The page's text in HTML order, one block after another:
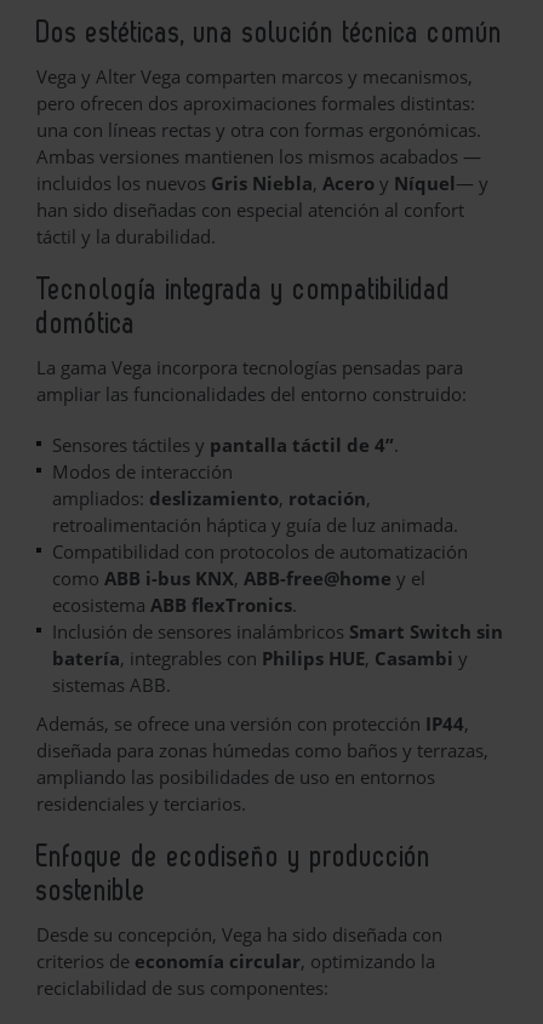
Dos estéticas, una solución técnica común
Vega y Alter Vega comparten marcos y mecanismos,
pero ofrecen dos aproximaciones formales distintas:
una con líneas rectas y otra con formas ergonómicas.
Ambas versiones mantienen los mismos acabados —
incluidos los nuevos Gris Niebla, Acero y Níquel— y
han sido diseñadas con especial atención al confort
táctil y la durabilidad.
Tecnología integrada y compatibilidad
domótica
La gama Vega incorpora tecnologías pensadas para
ampliar las funcionalidades del entorno construido:
Sensores táctiles y pantalla táctil de 4”.
Modos de interacción
ampliados: deslizamiento, rotación,
retroalimentación háptica y guía de luz animada.
Compatibilidad con protocolos de automatización
como ABB i-bus KNX, ABB-free@home y el
ecosistema ABB flexTronics.
Inclusión de sensores inalámbricos Smart Switch sin
batería, integrables con Philips HUE, Casambi y
sistemas ABB.
Además, se ofrece una versión con protección IP44,
diseñada para zonas húmedas como baños y terrazas,
ampliando las posibilidades de uso en entornos
residenciales y terciarios.
Enfoque de ecodiseño y producción
sostenible
Desde su concepción, Vega ha sido diseñada con
criterios de economía circular, optimizando la
reciclabilidad de sus componentes: